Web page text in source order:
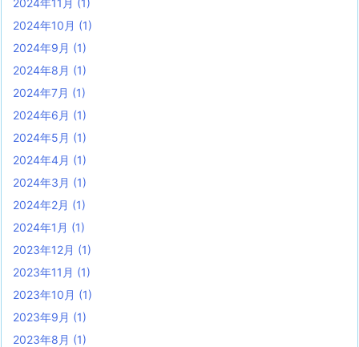
2024年10月 (1)
2024年9月 (1)
2024年8月 (1)
2024年7月 (1)
2024年6月 (1)
2024年5月 (1)
2024年4月 (1)
2024年3月 (1)
2024年2月 (1)
2024年1月 (1)
2023年12月 (1)
2023年11月 (1)
2023年10月 (1)
2023年9月 (1)
2023年8月 (1)